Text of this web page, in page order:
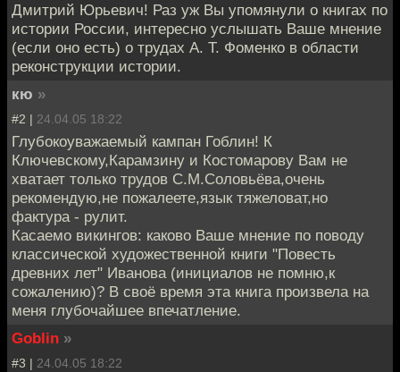
Дмитрий Юрьевич! Раз уж Вы упомянули о книгах по
истории России, интересно услышать Ваше мнение
(если оно есть) о трудах А. Т. Фоменко в области
реконструкции истории.
кю »
#2 | 24.04.05 18:22
Глубокоуважаемый кампан Гоблин! К
Ключевскому,Карамзину и Костомарову Вам не
хватает только трудов С.М.Соловьёва,очень
рекомендую,не пожалеете,язык тяжеловат,но
фактура - рулит.
Касаемо викингов: каково Ваше мнение по поводу
классической художественной книги "Повесть
древних лет" Иванова (инициалов не помню,к
сожалению)? В своё время эта книга произвела на
меня глубочайшее впечатление.
Goblin »
#3 | 24.04.05 18:22